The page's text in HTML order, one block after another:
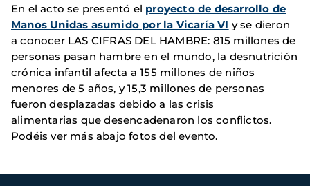
En el acto se presentó el proyecto de desarrollo de
Manos Unidas asumido por la Vicaría VI y se dieron
a conocer LAS CIFRAS DEL HAMBRE: 815 millones de
personas pasan hambre en el mundo, la desnutrición
crónica infantil afecta a 155 millones de niños
menores de 5 años, y 15,3 millones de personas
fueron desplazadas debido a las crisis
alimentarias que desencadenaron los conflictos.
Podéis ver más abajo fotos del evento.